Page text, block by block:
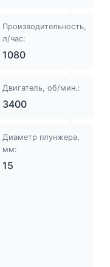
Производительность,
л/час:
1080
Двигатель, об/мин.:
3400
Диаметр плунжера,
мм:
15